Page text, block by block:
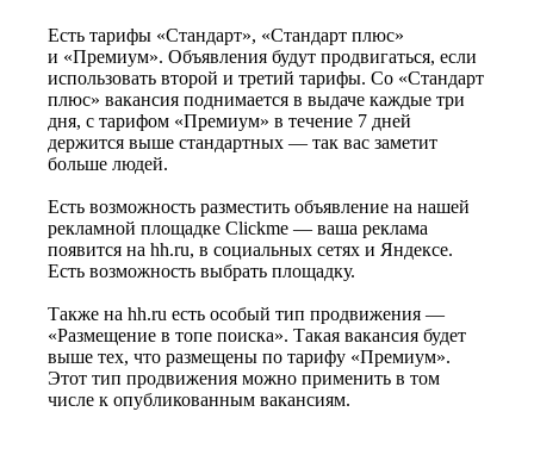
Есть тарифы «Стандарт», «Стандарт плюс»
и «Премиум». Объявления будут продвигаться, если
использовать второй и третий тарифы. Со «Стандарт
плюс» вакансия поднимается в выдаче каждые три
дня, с тарифом «Премиум» в течение 7 дней
держится выше стандартных — так вас заметит
больше людей.
Есть возможность разместить объявление на нашей
рекламной площадке Clickme — ваша реклама
появится на hh.ru, в социальных сетях и Яндексе.
Есть возможность выбрать площадку.
Также на hh.ru есть особый тип продвижения —
«Размещение в топе поиска». Такая вакансия будет
выше тех, что размещены по тарифу «Премиум».
Этот тип продвижения можно применить в том
числе к опубликованным вакансиям.